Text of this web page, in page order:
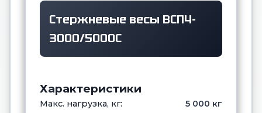
Стержневые весы ВСП4-
3000/5000С
Характеристики
Макс. нагрузка, кг:
5 000 кг